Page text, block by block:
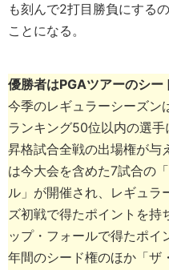
も刻んで2打目勝負にする
ことになる。
優勝者はPGAツアーのシー
今季のレギュラーシーズン
ランキング50位以内の選
昇格試合全戦の出場権が与
は今大会を含めた7試合の
ル」が開催され、レギュラ
ズ初戦で得たポイントを持
ップ・フォールで得たポイ
年間のシード権のほか「ザ